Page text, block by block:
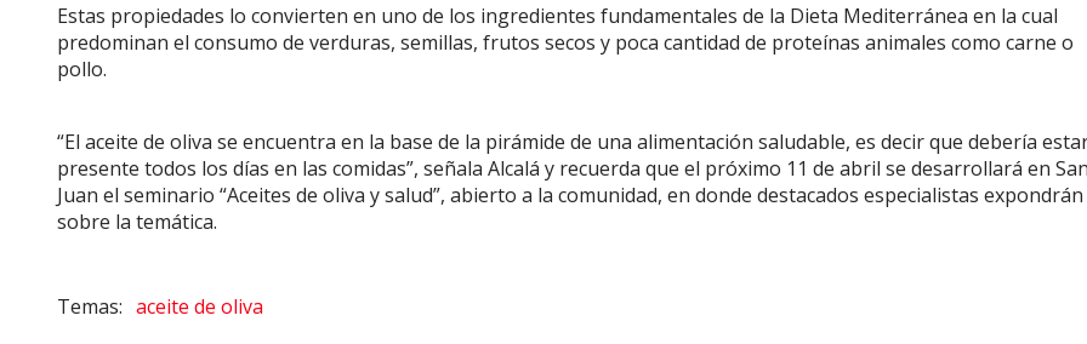
Estas propiedades lo convierten en uno de los ingredientes fundamentales de la Dieta Mediterránea en la cual
predominan el consumo de verduras, semillas, frutos secos y poca cantidad de proteínas animales como carne o
pollo.
“El aceite de oliva se encuentra en la base de la pirámide de una alimentación saludable, es decir que debería
presente todos los días en las comidas”, señala Alcalá y recuerda que el próximo 11 de abril se desarrollará en
Juan el seminario “Aceites de oliva y salud”, abierto a la comunidad, en donde destacados especialistas expondrán
sobre la temática.
aceite de oliva